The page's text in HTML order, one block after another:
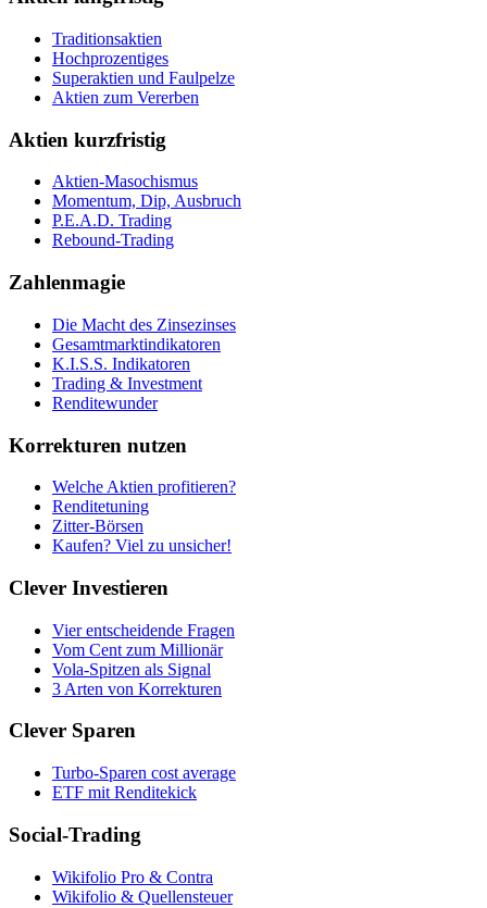
Traditionsaktien
Hochprozentiges
Superaktien und Faulpelze
Aktien zum Vererben
Aktien kurzfristig
Aktien-Masochismus
Momentum, Dip, Ausbruch
P.E.A.D. Trading
Rebound-Trading
Zahlenmagie
Die Macht des Zinsezinses
Gesamtmarktindikatoren
K.I.S.S. Indikatoren
Trading & Investment
Renditewunder
Korrekturen nutzen
Welche Aktien profitieren?
Renditetuning
Zitter-Börsen
Kaufen? Viel zu unsicher!
Clever Investieren
Vier entscheidende Fragen
Vom Cent zum Millionär
Vola-Spitzen als Signal
3 Arten von Korrekturen
Clever Sparen
Turbo-Sparen cost average
ETF mit Renditekick
Social-Trading
Wikifolio Pro & Contra
Wikifolio & Quellensteuer